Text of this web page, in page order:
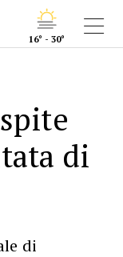
16° - 30°
di
di